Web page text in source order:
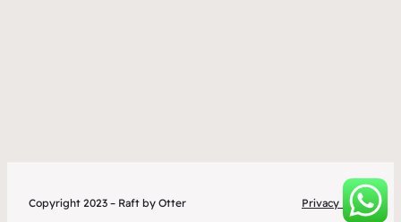
Copyright 2023 – Raft by Otter Privacy Policy